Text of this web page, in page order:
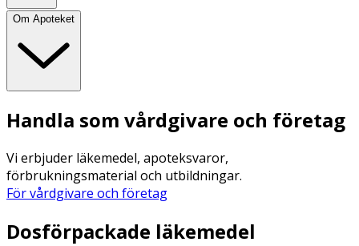
Om Apoteket
Handla som vårdgivare och företag
Vi erbjuder läkemedel, apoteksvaror,
förbrukningsmaterial och utbildningar.
För vårdgivare och företag
Dosförpackade läkemedel